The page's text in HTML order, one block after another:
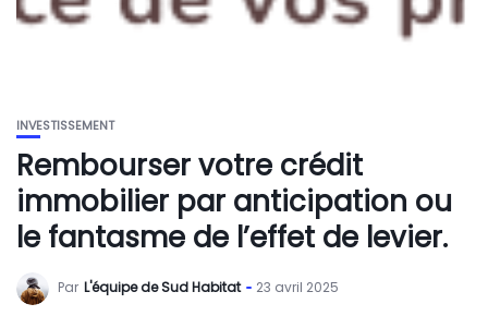
INVESTISSEMENT
Rembourser votre crédit
immobilier par anticipation ou
le fantasme de l’effet de levier.
Par L'équipe de Sud Habitat 23 avril 2025